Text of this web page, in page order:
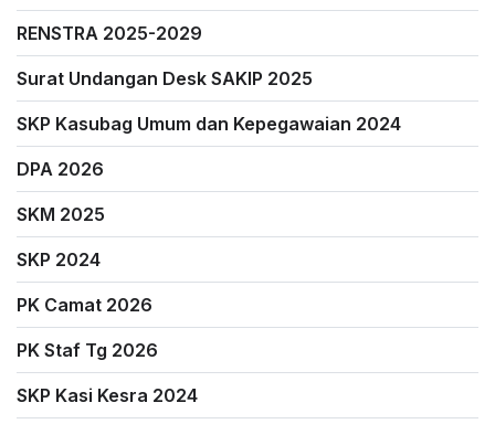
RENSTRA 2025-2029
Surat Undangan Desk SAKIP 2025
SKP Kasubag Umum dan Kepegawaian 2024
DPA 2026
SKM 2025
SKP 2024
PK Camat 2026
PK Staf Tg 2026
SKP Kasi Kesra 2024